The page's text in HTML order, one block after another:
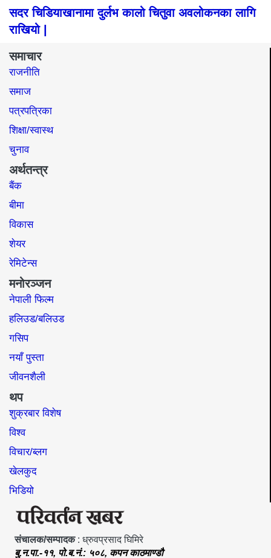
सदर चिडियाखानामा दुर्लभ कालो चितुवा अवलोकनका लागि
राखियो |
समाचार
राजनीति
समाज​
पत्रपत्रिका
शिक्षा/स्वास्थ
चुनाव
अर्थतन्त्र
बैंक
बीमा
विकास
शेयर
रेमिटेन्स
मनोरञ्जन
नेपाली फिल्म
हलिउड/बलिउड
गसिप
नयाँ पुस्ता
जीवनशैली
थप
शुक्रबार विशेष
विश्व
विचार/ब्लग
खेलकुद
भिडियो
संचालक/सम्पादक: ध्रुवप्रसाद घिमिरे
बु.न.पा.-११, पो.ब.नं.: ५०८, कपन काठमाण्डौ